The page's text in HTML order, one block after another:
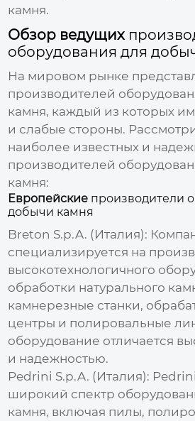
камня.
Обзор ведущих
оборудования для
На мировом рынке
производителей
камня, каждый из которых
и слабые стороны.
наиболее известных и
производителей
камня:
Европейские производители
добычи камня
Breton S.p.A. (Италия):
специализируется на
высокотехнологичного
обработки натурального
камнерезные станки,
центры и полировальные
оборудование отличается
и надежностью.
Pedrini S.p.A. (Италия):
широкий спектр
камня, включая пилы,